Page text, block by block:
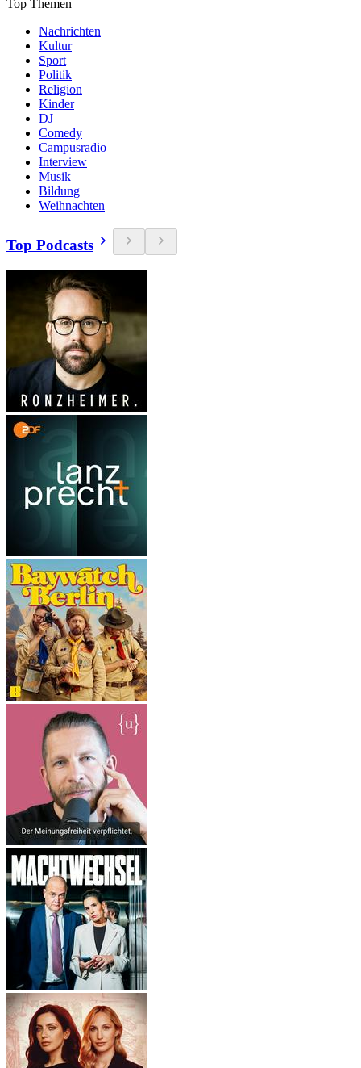
Top Themen
Nachrichten
Kultur
Sport
Politik
Religion
Kinder
DJ
Comedy
Campusradio
Interview
Musik
Bildung
Weihnachten
Top Podcasts